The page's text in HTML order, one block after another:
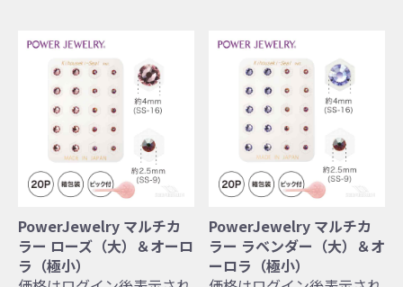
PowerJewelry マルチカ
ラー ローズ（大）＆オーロ
ラ（極小）
PowerJewelry マルチカ
ラー ラベンダー（大）＆オ
ーロラ（極小）